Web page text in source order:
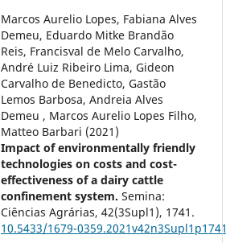
Marcos Aurelio Lopes, Fabiana Alves
Demeu, Eduardo Mitke Brandão
Reis, Francisval de Melo Carvalho,
André Luiz Ribeiro Lima, Gideon
Carvalho de Benedicto, Gastão
Lemos Barbosa, Andreia Alves
Demeu , Marcos Aurelio Lopes Filho,
Matteo Barbari (2021)
Impact of environmentally friendly
technologies on costs and cost-
effectiveness of a dairy cattle
confinement system.Semina:
Ciências Agrárias,42(3Supl1), 1741.
10.5433/1679-0359.2021v42n3Supl1p1741